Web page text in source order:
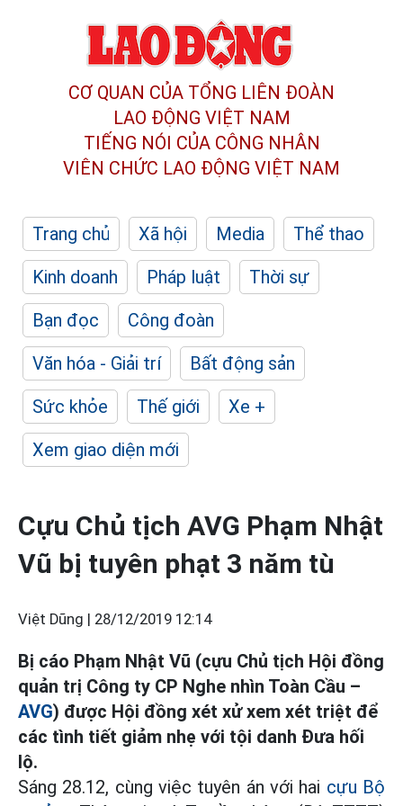
CƠ QUAN CỦA TỔNG LIÊN ĐOÀN
LAO ĐỘNG VIỆT NAM
TIẾNG NÓI CỦA CÔNG NHÂN
VIÊN CHỨC LAO ĐỘNG VIỆT NAM
Trang chủ Xã hội Media
Thể thao
Kinh doanh
Pháp luật
Thời sự
Bạn đọc
Công đoàn
Văn hóa - Giải trí
Bất động sản
Sức khỏe
Thế giới
Xe +
Xem giao diện mới
Cựu Chủ tịch AVG Phạm Nhật
Vũ bị tuyên phạt 3 năm tù
Việt Dũng | 28/12/2019 12:14
Bị cáo Phạm Nhật Vũ (cựu Chủ tịch Hội đồng
quản trị Công ty CP Nghe nhìn Toàn Cầu –
AVG) được Hội đồng xét xử xem xét triệt để
các tình tiết giảm nhẹ với tội danh Đưa hối
lộ.
Sáng 28.12, cùng việc tuyên án với hai cựu Bộ